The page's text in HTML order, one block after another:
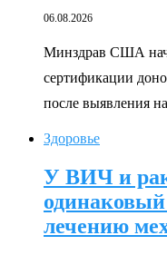
06.08.2026
Минздрав США
сертификации
после выявления
Здоровье
У ВИЧ и
лечению